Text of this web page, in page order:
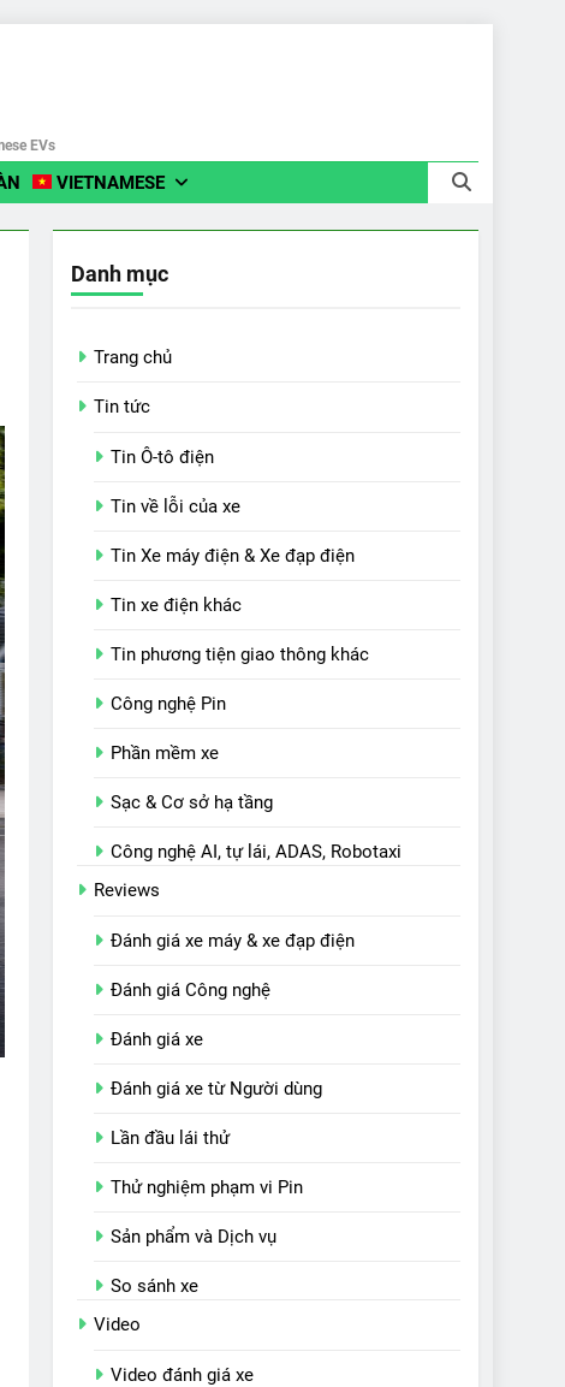
EVs
VIETNAMESE
Danh mục
Trang chủ
Tin tức
Tin Ô-tô điện
Tin về lỗi của xe
Tin Xe máy điện & Xe đạp điện
Tin xe điện khác
Tin phương tiện giao thông khác
Công nghệ Pin
Phần mềm xe
Sạc & Cơ sở hạ tầng
Công nghệ AI, tự lái, ADAS, Robotaxi
Reviews
Đánh giá xe máy & xe đạp điện
Đánh giá Công nghệ
Đánh giá xe
Đánh giá xe từ Người dùng
Lần đầu lái thử
Thử nghiệm phạm vi Pin
Sản phẩm và Dịch vụ
So sánh xe
Video
Video đánh giá xe